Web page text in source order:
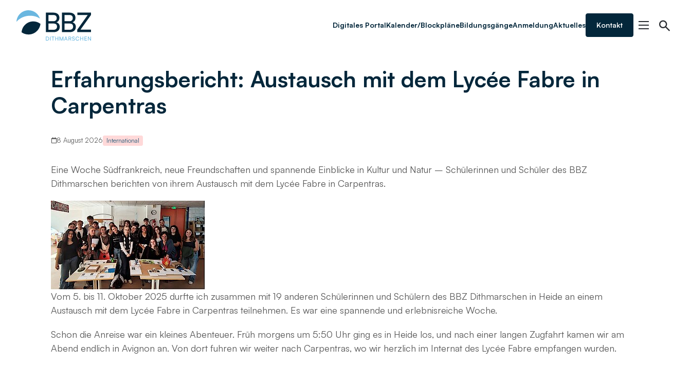
springen
Digitales PortalKalender/BlockpläneBildungsgängeAnmeldungAktuelles Kontakt
Erfahrungsbericht: Austausch mit dem Lycée Fabre in
Carpentras
8 August 2026 International
Eine Woche Südfrankreich, neue Freundschaften und spannende Einblicke in Kultur und Natur – Schülerinnen und Schüler des BBZ
Dithmarschen berichten von ihrem Austausch mit dem Lycée Fabre in Carpentras.
Vom 5. bis 11. Oktober 2025 durfte ich zusammen mit 19 anderen Schülerinnen und Schülern des BBZ Dithmarschen in Heide an einem
Austausch mit dem Lycée Fabre in Carpentras teilnehmen. Es war eine spannende und erlebnisreiche Woche.
Schon die Anreise war ein kleines Abenteuer. Früh morgens um 5:50 Uhr ging es in Heide los, und nach einer langen Zugfahrt kamen wir am
Abend endlich in Avignon an. Von dort fuhren wir weiter nach Carpentras, wo wir herzlich im Internat des Lycée Fabre empfangen wurden.